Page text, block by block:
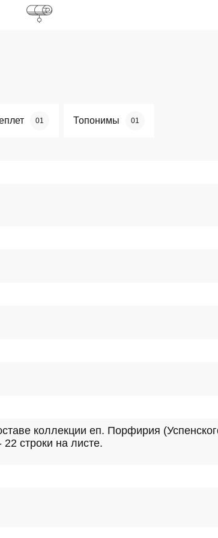
01 Топонимы 01
коллекции еп. Порфирия
строки на листе.